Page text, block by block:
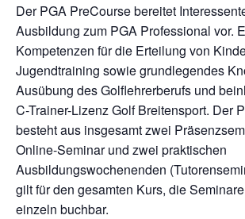
Der PGA PreCourse bereitet
Ausbildung zum PGA Professional vor.
Kompetenzen für die Erteilung von
Jugendtraining sowie grundlegendes
Ausübung des Golflehrerberufs und
C-Trainer-Lizenz Golf Breitensport. Der
besteht aus insgesamt zwei
Online-Seminar und zwei praktischen
Ausbildungswochenenden
gilt für den gesamten Kurs, die
einzeln buchbar.